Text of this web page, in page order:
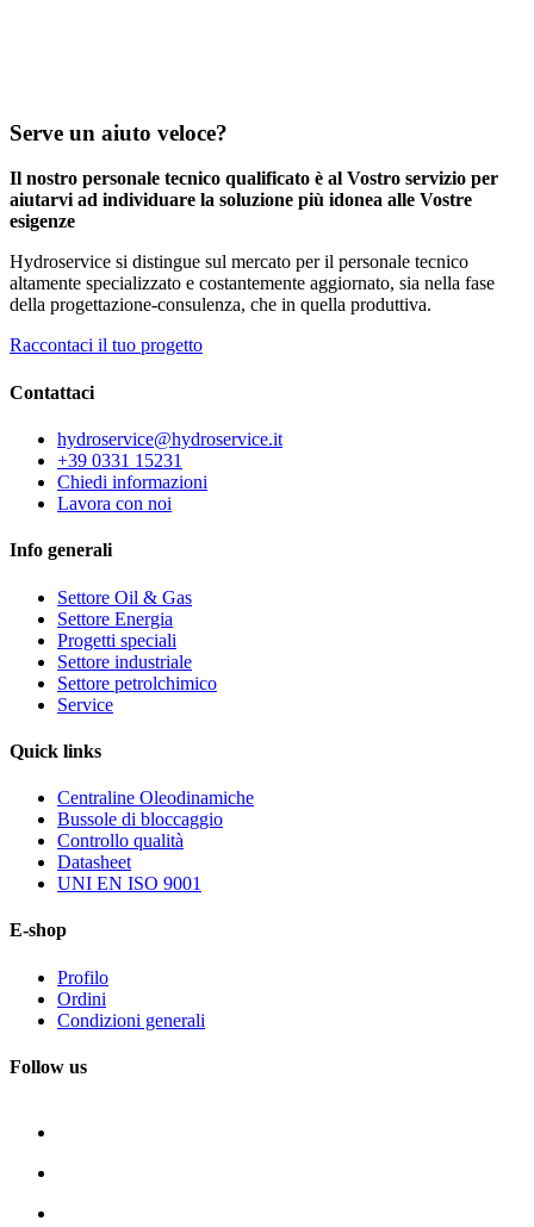
Serve un aiuto veloce?
Il nostro personale tecnico qualificato è al Vostro servizio per
aiutarvi ad individuare la soluzione più idonea alle Vostre
esigenze
Hydroservice si distingue sul mercato per il personale tecnico
altamente specializzato e costantemente aggiornato, sia nella fase
della progettazione-consulenza, che in quella produttiva.
Raccontaci il tuo progetto
Contattaci
hydroservice@hydroservice.it
+39 0331 15231
Chiedi informazioni
Lavora con noi
Info generali
Settore Oil & Gas
Settore Energia
Progetti speciali
Settore industriale
Settore petrolchimico
Service
Quick links
Centraline Oleodinamiche
Bussole di bloccaggio
Controllo qualità
Datasheet
UNI EN ISO 9001
E-shop
Profilo
Ordini
Condizioni generali
Follow us